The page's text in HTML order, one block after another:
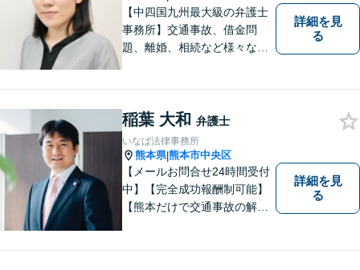
【中四国九州最大級の弁護士
事務所】交通事故、借金問
題、離婚、相続など様々な問
い！
詳細を見
る
稲葉 大和 弁護士
いなば法律事務所
熊本県|熊本市中央区
【メールお問合せ24時間受付
中】【完全成功報酬制可能】
【熊本だけで交通事故の解決
詳細を見
る